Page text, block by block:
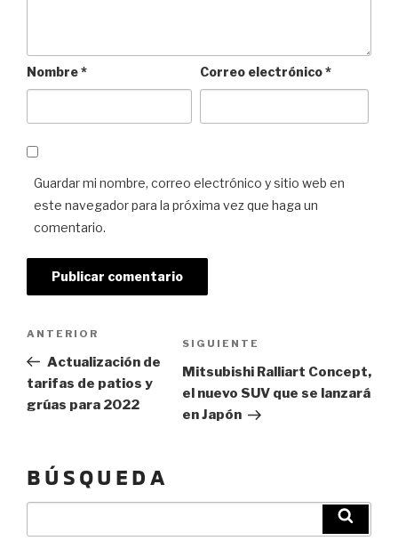
Nombre* Correo electrónico*
Guardar mi nombre, correo electrónico y sitio web en
este navegador para la próxima vez que haga un
comentario.
Previous
Post
ANTERIOR
Actualización de
tarifas de patios y
grúas para 2022
Next
Post
SIGUIENTE
Mitsubishi Ralliart Concept,
el nuevo SUV que se lanzará
en Japón
BÚSQUEDA
por: